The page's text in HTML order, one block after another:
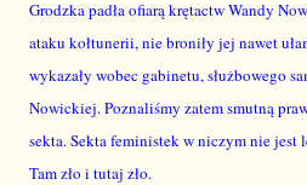
Grodzka padła ofiarą krętactw Wandy
ataku kołtunerii, nie broniły jej nawet
wykazały wobec gabinetu, służbowego
Nowickiej. Poznaliśmy zatem smutną
sekta. Sekta feministek w niczym nie jest
Tam zło i tutaj zło.